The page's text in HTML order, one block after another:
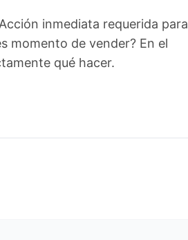
inmediata requerida para
momento de vender? En el
qué hacer.